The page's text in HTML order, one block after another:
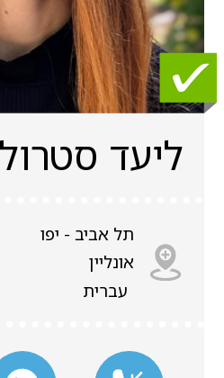
ליעד סטרול
תל אביב - יפו
אונליין
עברית